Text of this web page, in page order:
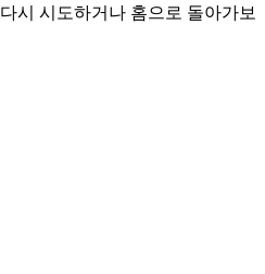
다시 시도하거나 홈으로 돌아가보